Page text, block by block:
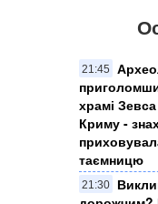
21:45
храмі
Криму -
таємницю
21:30